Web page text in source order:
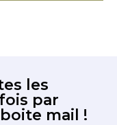
les
par
mail !